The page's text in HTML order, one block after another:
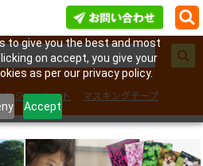
to give you the best and most
on accept, you give your
as per our privacy policy.
Accept
レジャーシート
マスキングテープ